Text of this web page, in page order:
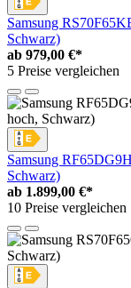
Samsung
Schwarz)
ab 979,00 €*
5 Preise vergleichen
Samsung
Schwarz)
ab 1.899,00 €*
10 Preise vergleichen